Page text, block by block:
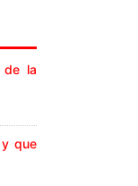
de la
que